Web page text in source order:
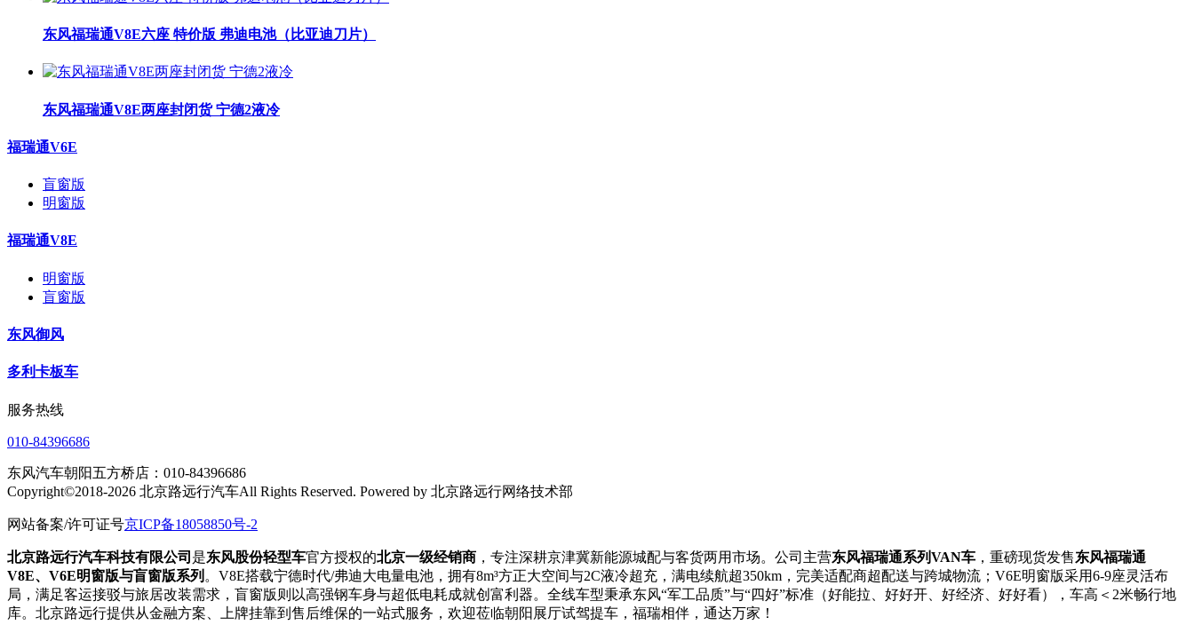
东风福瑞通V8E六座 特价版 弗迪电池（比亚迪刀片）
东风福瑞通V8E两座封闭货 宁德2液冷
福瑞通V6E
盲窗版
明窗版
福瑞通V8E
明窗版
盲窗版
东风御风
多利卡板车
服务热线
010-84396686
东风汽车朝阳五方桥店：010-84396686
Copyright©2018-2026 北京路远行汽车All Rights Reserved. Powered by 北京路远行网络技术部
网站备案/许可证号京ICP备18058850号-2
北京路远行汽车科技有限公司 是东风股份轻型车官方授权的北京一级经销商 ，专注深耕京津冀新能源城配与客货两用市场。公司主营东风福瑞通系列VAN车 ，重磅现货发售东风福瑞通
V8E、V6E明窗版与盲窗版系列 。V8E搭载宁德时代/弗迪大电量电池，拥有8m³方正大空间与2C液冷超充，满电续航超350km，完美适配商超配送与跨城物流；V6E明窗版采用6-9座灵活布
局，满足客运接驳与旅居改装需求，盲窗版则以高强钢车身与超低电耗成就创富利器。全线车型秉承东风“军工品质”与“四好”标准（好能拉、好好开、好经济、好好看），车高＜2米畅行地
库。北京路远行提供从金融方案、上牌挂靠到售后维保的一站式服务，欢迎莅临朝阳展厅试驾提车，福瑞相伴，通达万家！